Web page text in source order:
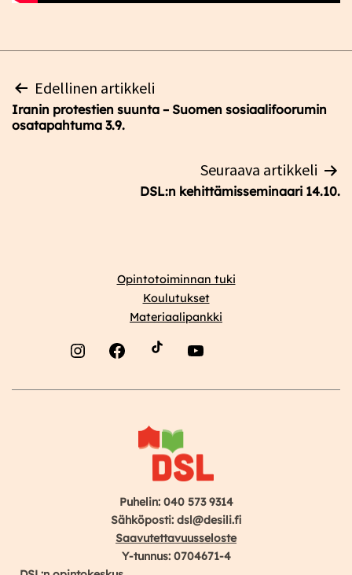
Artikkelien
selaus
Edellinen artikkeli
Iranin protestien suunta – Suomen sosiaalifoorumin
osatapahtuma 3.9.
Seuraava artikkeli
DSL:n kehittämisseminaari 14.10.
Opintotoiminnan tuki
Koulutukset
Materiaalipankki
Puhelin: 040 573 9314
Sähköposti: dsl@desili.fi
Saavutettavuusseloste
Y-tunnus: 0704671-4